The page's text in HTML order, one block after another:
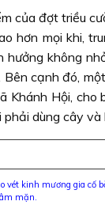
của đợt triều
hơn mọi khi,
hưởng không
cạnh đó,
Khánh Hội,
dùng cây
vét kinh mương gia cố
mặn.